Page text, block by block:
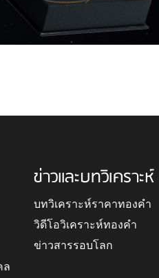
ล
ข่าวและบทวิเคราะห์
บทวิเคราะห์ราคาทองคำ
วิดีโอวิเคราะห์ทองคำ
ข่าวสารรอบโลก